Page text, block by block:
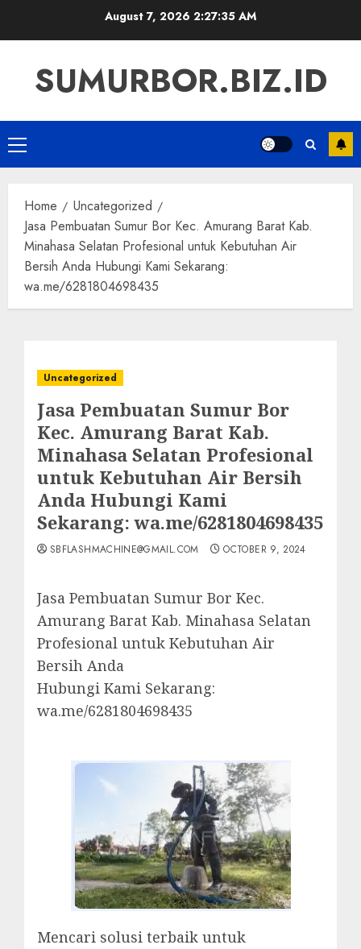
August 7, 2026 2:27:35 AM
SUMURBOR.BIZ.ID
Primary
Menu
Home
Uncategorized
Jasa Pembuatan Sumur Bor Kec. Amurang Barat Kab.
Minahasa Selatan Profesional untuk Kebutuhan Air
Bersih Anda Hubungi Kami Sekarang:
wa.me/6281804698435
Uncategorized
Jasa Pembuatan Sumur Bor
Kec. Amurang Barat Kab.
Minahasa Selatan Profesional
untuk Kebutuhan Air Bersih
Anda Hubungi Kami
Sekarang: wa.me/6281804698435
SBFLASHMACHINE@GMAIL.COM OCTOBER 9, 2024
Jasa Pembuatan Sumur Bor Kec.
Amurang Barat Kab. Minahasa Selatan
Profesional untuk Kebutuhan Air
Bersih Anda
Hubungi Kami Sekarang:
wa.me/6281804698435
Mencari solusi terbaik untuk